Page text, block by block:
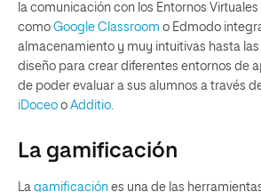
la comunicación con los Entornos
como Google Classroom o Edmodo
almacenamiento y muy intuitivas hasta
diseño para crear diferentes entornos de
de poder evaluar a sus alumnos a través
iDoceo o Additio.
La gamificación
La gamificación es una de las